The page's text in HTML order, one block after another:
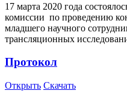
17 марта 2020 года
комиссии по проведению
младшего научного
трансляционных
Протокол
Открыть Скачать